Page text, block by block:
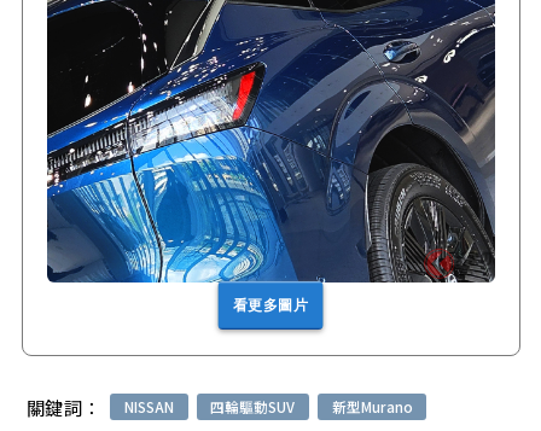
看更多圖片
關鍵詞： NISSAN 四輪驅動SUV 新型Murano